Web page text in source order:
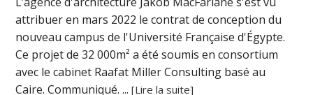
attribuer en mars 2022 le contrat de conception du
nouveau campus de l'Université Française d'Égypte.
Ce projet de 32 000m² a été soumis en consortium
avec le cabinet Raafat Miller Consulting basé au
Caire. Communiqué. ...[Lire la suite]